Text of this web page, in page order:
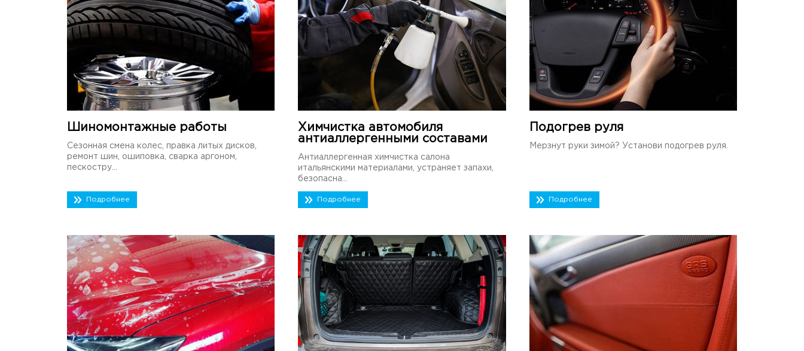
Шиномонтажные работы
Сезонная смена колес, правка литых дисков,
ремонт шин, ошиповка, сварка аргоном,
пескостру...
Подробнее
Химчистка автомобиля
антиаллергенными составами
Антиаллергенная химчистка салона
итальянскими материалами, устраняет запахи,
безопасна...
Подробнее
Подогрев руля
Мерзнут руки зимой? Установи подогрев руля.
Подробнее